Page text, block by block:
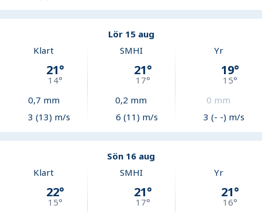
Lör 15 aug
Klart
21°
14°
0,7 mm
3 (13) m/s
SMHI
21°
17°
0,2 mm
6 (11) m/s
Yr
19°
15°
0 mm
3 (- -) m/s
Sön 16 aug
Klart
22°
15°
SMHI
21°
17°
Yr
21°
16°